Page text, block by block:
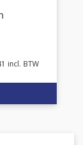
incl. BTW